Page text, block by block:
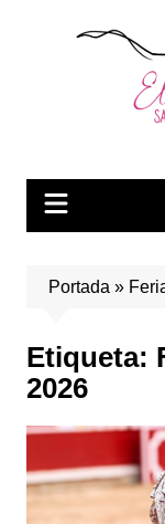
Portada »
Etiqueta:
2026